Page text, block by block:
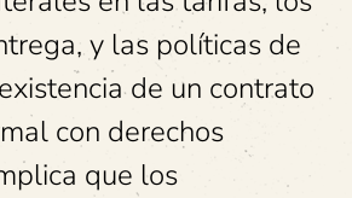
y las políticas de
de un contrato
con derechos
que los